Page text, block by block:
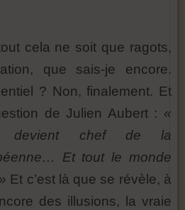
cela ne soit que ragots,
que sais-je encore.
? Non, finalement. Et
de Julien Aubert : «
devient chef de la
Et tout le monde
Et c’est là que se révèle, à
des illusions, la vraie